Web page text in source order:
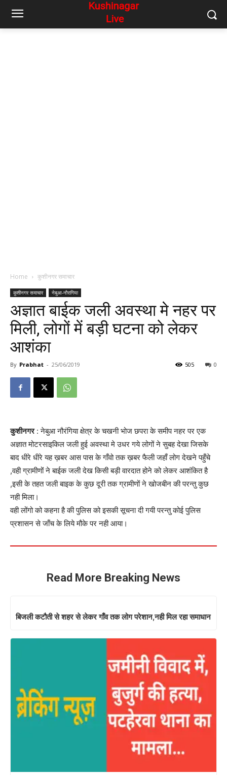
Home कुशीनगर समाचार
कुशीनगर समाचार नेबुआ-नौरागिया
अज्ञात बाईक जली अवस्था मे नहर पर
मिली, लोगों में बड़ी घटना को लेकर
आशंका
By Prabhat - 25/06/2019 0
505
कुशीनगर: नेबुआ नौरंगिया क्षेत्र के चखनी भोज छपरा के समीप नहर पर एक
अज्ञात मोटरसाइकिल जली हुई अवस्था मे उधर गये लोगों ने सुबह देखा जिसके
बाद धीरे धीरे यह ख़बर आस पास के गाँवो तक ख़बर फैली जहाँ लोग देखने पहुँचे
,वही ग्रामीणों ने बाईक जली देख किसी बड़ी वारदात होने को लेकर आशंकित है
,इसी के तहत जली बाइक के कुछ दूरी तक ग्रामीणों ने खोजबीन की परन्तु कुछ
नही मिला।
वही लोंगो को कहना है की पुलिस को इसकी सूचना दी गयी परन्तु कोई पुलिस
प्रशासन से जाँच के लिये मौके पर नही आया।
Read More Breaking News
बिजली कटौती से शहर से लेकर गाँव तक लोग परेशान,नही मिल रहा समाधान